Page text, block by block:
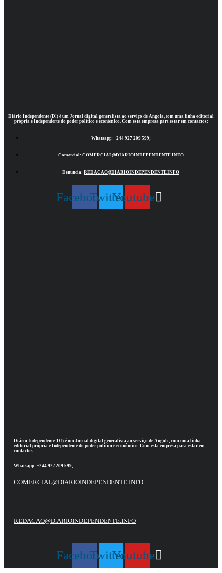
Diário Independente (DI) é um Jornal digital generalista ao serviço de Angola, com uma linha editorial
própria e Independente do poder político e económico. Com esta empresa para estar em contactos:
Whatsapp: +244 927 209 599;
Comercial: COMERCIAL@DIARIOINDEPENDENTE.INFO
Denuncia: REDACAO@DIARIOINDEPENDENTE.INFO
FacebookTwitterYoutube
Diário Independente (DI) é um Jornal digital generalista ao serviço de Angola, com uma linha
editorial própria e Independente do poder político e económico. Com esta empresa para estar em
contactos:
Whatsapp: +244 927 209 599;
COMERCIAL@DIARIOINDEPENDENTE.INFO
REDACAO@DIARIOINDEPENDENTE.INFO
FacebookTwitterYoutube